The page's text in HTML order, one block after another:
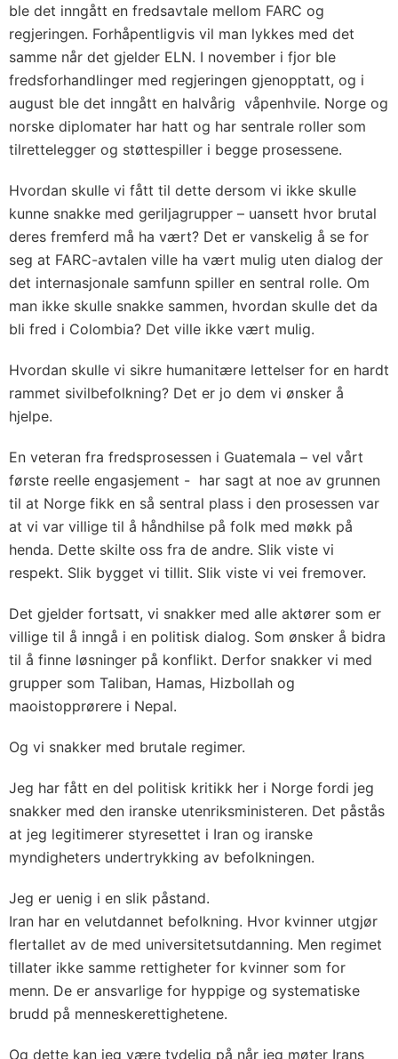
ble det inngått en fredsavtale mellom FARC og
regjeringen. Forhåpentligvis vil man lykkes med det
samme når det gjelder ELN. I november i fjor ble
fredsforhandlinger med regjeringen gjenopptatt, og i
august ble det inngått en halvårig våpenhvile. Norge og
norske diplomater har hatt og har sentrale roller som
tilrettelegger og støttespiller i begge prosessene.
Hvordan skulle vi fått til dette dersom vi ikke skulle
kunne snakke med geriljagrupper – uansett hvor brutal
deres fremferd må ha vært? Det er vanskelig å se for
seg at FARC-avtalen ville ha vært mulig uten dialog der
det internasjonale samfunn spiller en sentral rolle. Om
man ikke skulle snakke sammen, hvordan skulle det da
bli fred i Colombia? Det ville ikke vært mulig.
Hvordan skulle vi sikre humanitære lettelser for en hardt
rammet sivilbefolkning? Det er jo dem vi ønsker å
hjelpe.
En veteran fra fredsprosessen i Guatemala – vel vårt
første reelle engasjement - har sagt at noe av grunnen
til at Norge fikk en så sentral plass i den prosessen var
at vi var villige til å håndhilse på folk med møkk på
henda. Dette skilte oss fra de andre. Slik viste vi
respekt. Slik bygget vi tillit. Slik viste vi vei fremover.
Det gjelder fortsatt, vi snakker med alle aktører som er
villige til å inngå i en politisk dialog. Som ønsker å bidra
til å finne løsninger på konflikt. Derfor snakker vi med
grupper som Taliban, Hamas, Hizbollah og
maoistopprørere i Nepal.
Og vi snakker med brutale regimer.
Jeg har fått en del politisk kritikk her i Norge fordi jeg
snakker med den iranske utenriksministeren. Det påstås
at jeg legitimerer styresettet i Iran og iranske
myndigheters undertrykking av befolkningen.
Jeg er uenig i en slik påstand.
Iran har en velutdannet befolkning. Hvor kvinner utgjør
flertallet av de med universitetsutdanning. Men regimet
tillater ikke samme rettigheter for kvinner som for
menn. De er ansvarlige for hyppige og systematiske
brudd på menneskerettighetene.
Og dette kan jeg være tydelig på når jeg møter Irans